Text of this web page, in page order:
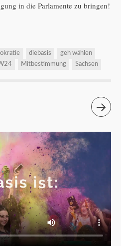
in die Parlamente zu bringen!
diebasis
geh wählen
Mitbestimmung Sachsen